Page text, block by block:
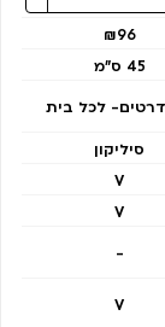
₪96
45 ס״מ
לכל בית
סיליקון
V
V
-
V